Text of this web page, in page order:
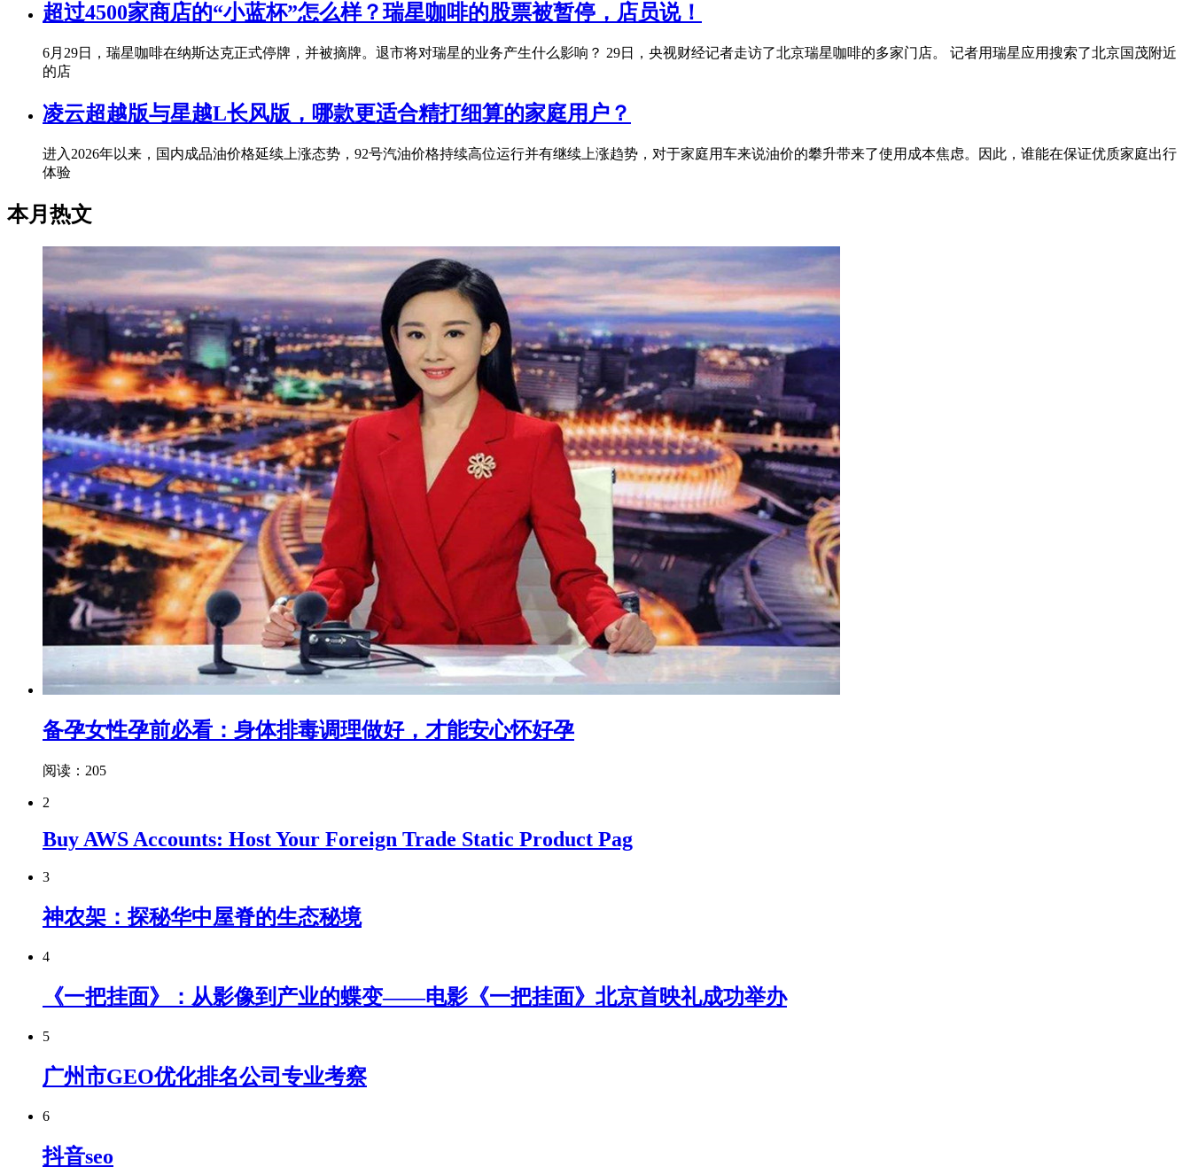
超过4500家商店的“小蓝杯”怎么样？瑞星咖啡的股票被暂停，店员说！
6月29日，瑞星咖啡在纳斯达克正式停牌，并被摘牌。退市将对瑞星的业务产生什么影响？ 29日，央视财经记者走访了北京瑞星咖啡的多家门店。 记者用瑞星应用搜索了北京国茂附近
的店
凌云超越版与星越L长风版，哪款更适合精打细算的家庭用户？
进入2026年以来，国内成品油价格延续上涨态势，92号汽油价格持续高位运行并有继续上涨趋势，对于家庭用车来说油价的攀升带来了使用成本焦虑。因此，谁能在保证优质家庭出行
体验
本月热文
备孕女性孕前必看：身体排毒调理做好，才能安心怀好孕
阅读：205
2
Buy AWS Accounts: Host Your Foreign Trade Static Product Pag
3
神农架：探秘华中屋脊的生态秘境
4
《一把挂面》：从影像到产业的蝶变——电影《一把挂面》北京首映礼成功举办
5
广州市GEO优化排名公司专业考察
6
抖音seo